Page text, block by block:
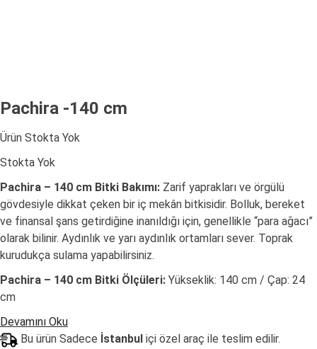
Pachira -140 cm
Ürün Stokta Yok
Stokta Yok
Pachira – 140 cm Bitki Bakımı: Zarif yaprakları ve örgülü
gövdesiyle dikkat çeken bir iç mekân bitkisidir. Bolluk, bereket
ve finansal şans getirdiğine inanıldığı için, genellikle “para ağacı”
olarak bilinir. Aydınlık ve yarı aydınlık ortamları sever. Toprak
kurudukça sulama yapabilirsiniz.
Pachira – 140 cm Bitki Ölçüleri: Yükseklik: 140 cm / Çap: 24
cm
Devamını Oku
Bu ürün Sadece İstanbul içi özel araç ile teslim edilir.